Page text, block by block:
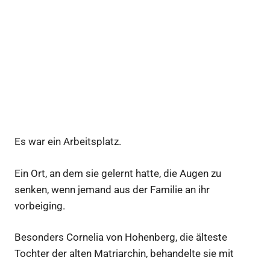
Es war ein Arbeitsplatz.
Ein Ort, an dem sie gelernt hatte, die Augen zu
senken, wenn jemand aus der Familie an ihr
vorbeiging.
Besonders Cornelia von Hohenberg, die älteste
Tochter der alten Matriarchin, behandelte sie mit